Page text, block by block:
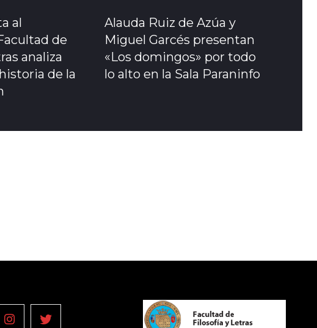
al
de
analiza
de la
Alauda Ruiz de Azúa y
Miguel Garcés presentan
«Los domingos» por todo
lo alto en la Sala Paraninfo